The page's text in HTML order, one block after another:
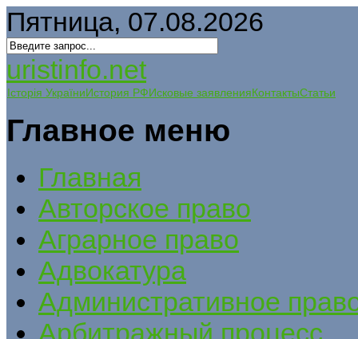
Пятница, 07.08.2026
uristinfo.net
Історія УкраїниИстория РФИсковые заявленияКонтактыСтатьи
Главное меню
Главная
Авторское право
Аграрное право
Адвокатура
Административное
Арбитражный процесс